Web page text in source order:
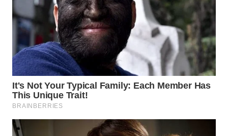
DAIRI
WN
DANAU
TOBA
WN
NIAS